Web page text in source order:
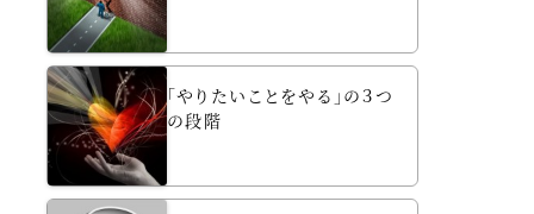
「やりたいことをやる」の３つ
の段階